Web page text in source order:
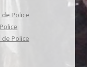
Police
Police